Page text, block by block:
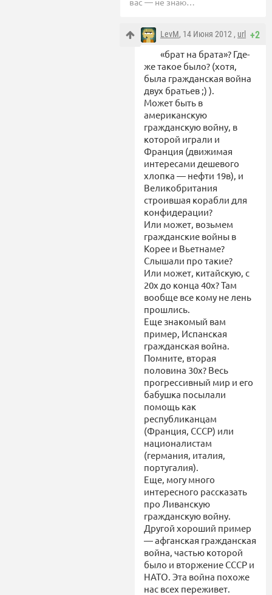
+2
LevM, 14 Июня 2012 , url
«брат на брата»? Где-
же такое было? (хотя,
была гражданская война
двух братьев ;) ).
Может быть в
американскую
гражданскую войну, в
которой играли и
Франция (движимая
интересами дешевого
хлопка — нефти 19в), и
Великобритания
строившая корабли для
конфидерации?
Или может, возьмем
гражданские войны в
Корее и Вьетнаме?
Слышали про такие?
Или может, китайскую, с
20х до конца 40х? Там
вообще все кому не лень
прошлись.
Еще знакомый вам
пример, Испанская
гражданская война.
Помните, вторая
половина 30х? Весь
прогрессивный мир и его
бабушка посылали
помощь как
республиканцам
(Франция, СССР) или
националистам
(германия, италия,
португалия).
Еще, могу много
интересного рассказать
про Ливанскую
гражданскую войну.
Другой хороший пример
— афганская гражданская
война, частью которой
было и вторжение СССР и
НАТО. Эта война похоже
нас всех переживет.